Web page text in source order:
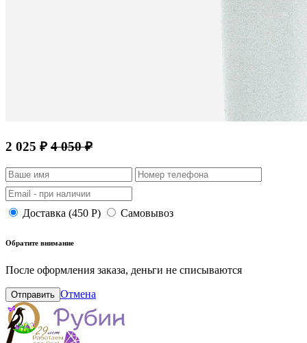
2 025 ₽ 4 050 ₽
Доставка (450 Р) Самовывоз
Обратите внимание
После оформления заказа, деньги не списываются
Отправить Отмена